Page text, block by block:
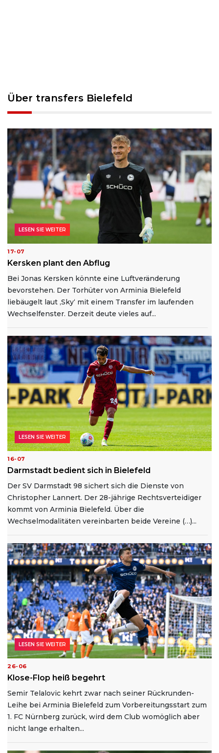
Über transfers Bielefeld
17-07
Kersken plant den Abflug
Bei Jonas Kersken könnte eine Luftveränderung
bevorstehen. Der Torhüter von Arminia Bielefeld
liebäugelt laut ‚Sky‘ mit einem Transfer im laufenden
Wechselfenster. Derzeit deute vieles auf...
LESEN SIE WEITER
16-07
Darmstadt bedient sich in Bielefeld
Der SV Darmstadt 98 sichert sich die Dienste von
Christopher Lannert. Der 28-jährige Rechtsverteidiger
kommt von Arminia Bielefeld. Über die
Wechselmodalitäten vereinbarten beide Vereine (…)...
LESEN SIE WEITER
26-06
Klose-Flop heiß begehrt
Semir Telalovic kehrt zwar nach seiner Rückrunden-
Leihe bei Arminia Bielefeld zum Vorbereitungsstart zum
1. FC Nürnberg zurück, wird dem Club womöglich aber
nicht lange erhalten...
LESEN SIE WEITER